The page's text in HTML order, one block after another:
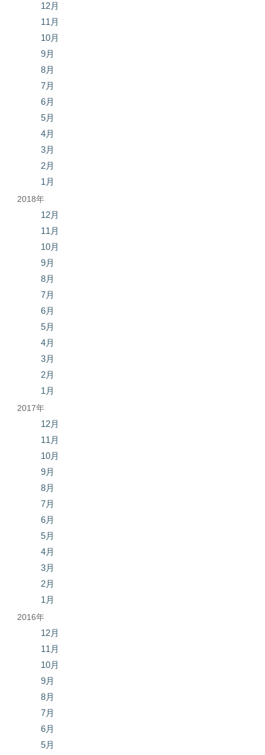
12月
11月
10月
9月
8月
7月
6月
5月
4月
3月
2月
1月
2018年
12月
11月
10月
9月
8月
7月
6月
5月
4月
3月
2月
1月
2017年
12月
11月
10月
9月
8月
7月
6月
5月
4月
3月
2月
1月
2016年
12月
11月
10月
9月
8月
7月
6月
5月